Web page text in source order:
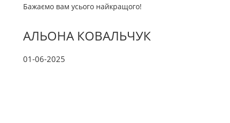
Бажаємо вам усього найкращого!
АЛЬОНА КОВАЛЬЧУК
01-06-2025